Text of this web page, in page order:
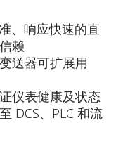
、响应快速的直
赖
送器可扩展用
仪表健康及状态
DCS、PLC 和流